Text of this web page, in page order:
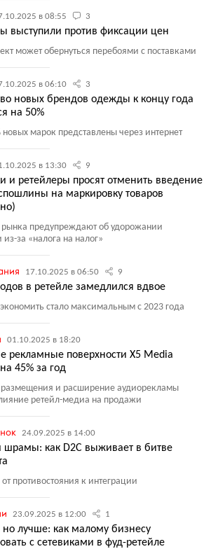
в 08:55 3
выступили против фиксации цен
может обернуться перебоями с поставками
в 06:10 3
новых брендов одежды к концу года
на 50%
марок представлены через интернет
в 13:30 9
и ретейлеры просят отменить введение
на маркировку товаров
рынка предупреждают об удорожании
из-за «налога на налог»
17.10.2025 в 06:50 9
в ретейле замедлился вдвое
стало максимальным с 2023 года
01.10.2025 в 18:20
рекламные поверхности X5 Media
45% за год
размещения и расширение аудиорекламы
ретейл-медиа на продажи
24.09.2025 в 14:00
шрамы: как D2C выживает в битве
от противостояния к интеграции
23.09.2025 в 12:00 1
лучше: как малому бизнесу
с сетевиками в фуд-ретейле